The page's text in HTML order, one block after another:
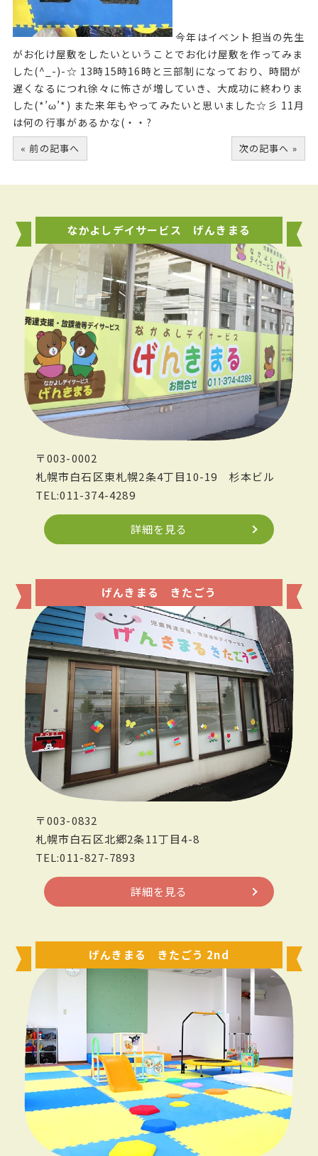
今年はイベント担当の先生
がお化け屋敷をしたいということでお化け屋敷を作ってみま
した(^_-)-☆ 13時15時16時と三部制になっており、時間が
遅くなるにつれ徐々に怖さが増していき、大成功に終わりま
した(*’ω’*) また来年もやってみたいと思いました☆彡 11月
は何の行事があるかな(・・?
« 前の記事へ 次の記事へ »
なかよしデイサービス げんきまる
〒003-0002
札幌市白石区東札幌2条4丁目10-19 杉本ビル
TEL:011-374-4289
詳細を見る
げんきまる きたごう
〒003-0832
札幌市白石区北郷2条11丁目4-8
TEL:011-827-7893
詳細を見る
げんきまる きたごう 2nd